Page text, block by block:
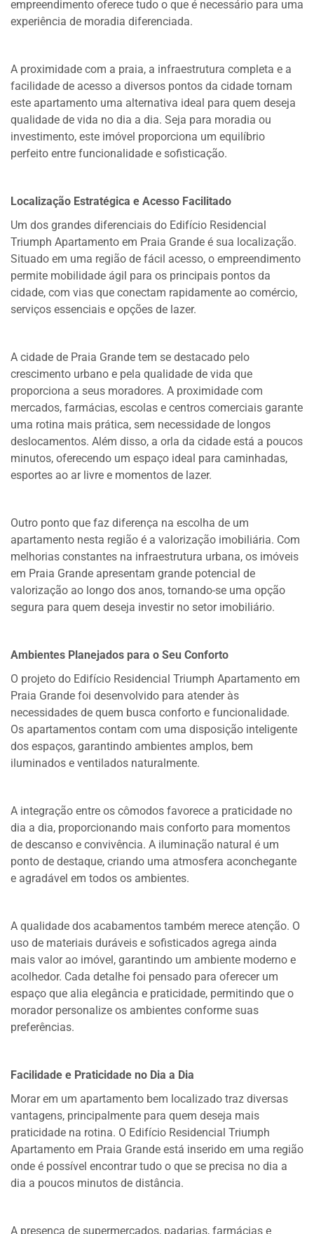
empreendimento oferece tudo o que é necessário para uma
experiência de moradia diferenciada.
A proximidade com a praia, a infraestrutura completa e a
facilidade de acesso a diversos pontos da cidade tornam
este apartamento uma alternativa ideal para quem deseja
qualidade de vida no dia a dia. Seja para moradia ou
investimento, este imóvel proporciona um equilíbrio
perfeito entre funcionalidade e sofisticação.
Localização Estratégica e Acesso Facilitado
Um dos grandes diferenciais do Edifício Residencial
Triumph Apartamento em Praia Grande é sua localização.
Situado em uma região de fácil acesso, o empreendimento
permite mobilidade ágil para os principais pontos da
cidade, com vias que conectam rapidamente ao comércio,
serviços essenciais e opções de lazer.
A cidade de Praia Grande tem se destacado pelo
crescimento urbano e pela qualidade de vida que
proporciona a seus moradores. A proximidade com
mercados, farmácias, escolas e centros comerciais garante
uma rotina mais prática, sem necessidade de longos
deslocamentos. Além disso, a orla da cidade está a poucos
minutos, oferecendo um espaço ideal para caminhadas,
esportes ao ar livre e momentos de lazer.
Outro ponto que faz diferença na escolha de um
apartamento nesta região é a valorização imobiliária. Com
melhorias constantes na infraestrutura urbana, os imóveis
em Praia Grande apresentam grande potencial de
valorização ao longo dos anos, tornando-se uma opção
segura para quem deseja investir no setor imobiliário.
Ambientes Planejados para o Seu Conforto
O projeto do Edifício Residencial Triumph Apartamento em
Praia Grande foi desenvolvido para atender às
necessidades de quem busca conforto e funcionalidade.
Os apartamentos contam com uma disposição inteligente
dos espaços, garantindo ambientes amplos, bem
iluminados e ventilados naturalmente.
A integração entre os cômodos favorece a praticidade no
dia a dia, proporcionando mais conforto para momentos
de descanso e convivência. A iluminação natural é um
ponto de destaque, criando uma atmosfera aconchegante
e agradável em todos os ambientes.
A qualidade dos acabamentos também merece atenção. O
uso de materiais duráveis e sofisticados agrega ainda
mais valor ao imóvel, garantindo um ambiente moderno e
acolhedor. Cada detalhe foi pensado para oferecer um
espaço que alia elegância e praticidade, permitindo que o
morador personalize os ambientes conforme suas
preferências.
Facilidade e Praticidade no Dia a Dia
Morar em um apartamento bem localizado traz diversas
vantagens, principalmente para quem deseja mais
praticidade na rotina. O Edifício Residencial Triumph
Apartamento em Praia Grande está inserido em uma região
onde é possível encontrar tudo o que se precisa no dia a
dia a poucos minutos de distância.
A presença de supermercados, padarias, farmácias e